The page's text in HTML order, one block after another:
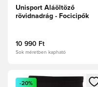
Unisport Aláöltöző
rövidnadrág - Focicipők
10 990 Ft
Sok méretben kapható
Megnyit egy modált a
-20%